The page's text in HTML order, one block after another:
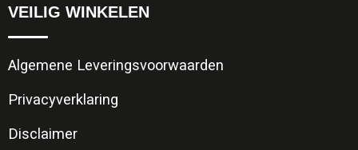
VEILIG WINKELEN
Algemene Leveringsvoorwaarden
Privacyverklaring
Disclaimer